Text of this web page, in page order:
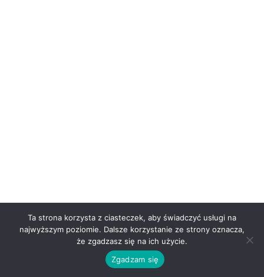
Ta strona korzysta z ciasteczek, aby świadczyć usługi na
najwyższym poziomie. Dalsze korzystanie ze strony oznacza,
że zgadzasz się na ich użycie.
Zgadzam się